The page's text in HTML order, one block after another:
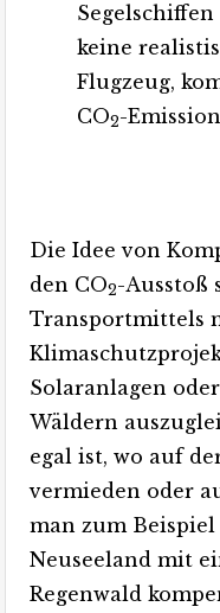
keine
Flugzeug,
CO2-
Die Idee von
den CO2-Ausstoß
Transportmittels
Solaranlagen
Wäldern
egal ist, wo auf
vermieden oder
man zum
Neuseeland mit
Regenwald